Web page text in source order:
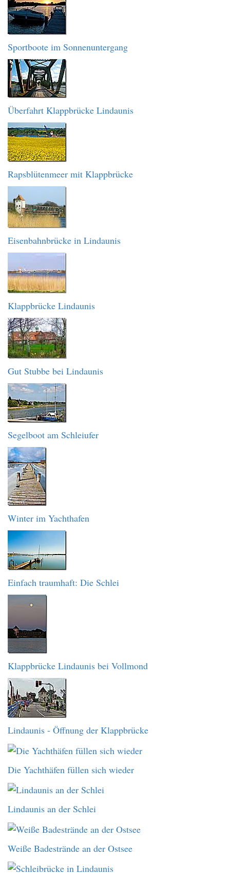
Sportboote im Sonnenuntergang
Überfahrt Klappbrücke Lindaunis
Rapsblütenmeer mit Klappbrücke
Eisenbahnbrücke in Lindaunis
Klappbrücke Lindaunis
Gut Stubbe bei Lindaunis
Segelboot am Schleiufer
Winter im Yachthafen
Einfach traumhaft: Die Schlei
Klappbrücke Lindaunis bei Vollmond
Lindaunis - Öffnung der Klappbrücke
Die Yachthäfen füllen sich wieder
Lindaunis an der Schlei
Weiße Badestrände an der Ostsee